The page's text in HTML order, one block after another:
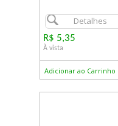
Detalhes
R$ 5,35
À vista
Adicionar ao Carrinho